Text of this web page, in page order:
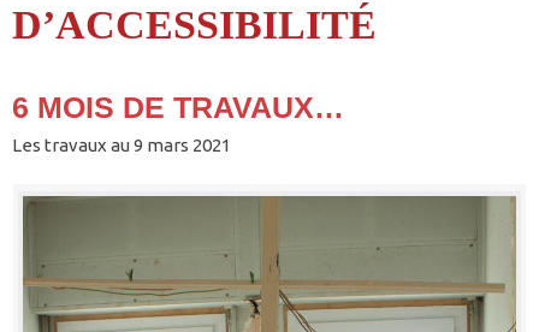
D’ACCESSIBILITÉ
6 MOIS DE TRAVAUX…
Les travaux au 9 mars 2021